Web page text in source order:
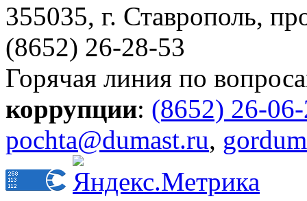
355035, г. Ставрополь,
(8652) 26-28-53
Горячая линия по
коррупции: (8652) 26-
pochta@dumast.ru,